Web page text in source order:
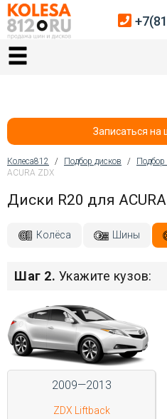
Главная
Автосервис
Покупателям
Контакты
Войти на сайт
+7(812)317-
Записаться
Вы здесь
Колеса812 / Подбор дисков / Подбор
ACURA ZDX
Диски R20 для
Колёса Шины
Шаг 2. Укажите кузов:
2009—2013
ZDX Liftback